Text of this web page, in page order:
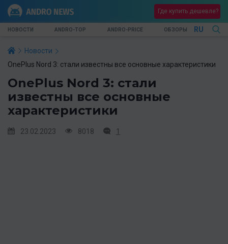
Где купить дешевле?
НОВОСТИ ANDRO-TOP ANDRO-PRICE ОБЗОРЫ RU
Новости
OnePlus Nord 3: стали известны все основные характеристики
OnePlus Nord 3: стали
известны все основные
характеристики
23.02.2023 8018 1